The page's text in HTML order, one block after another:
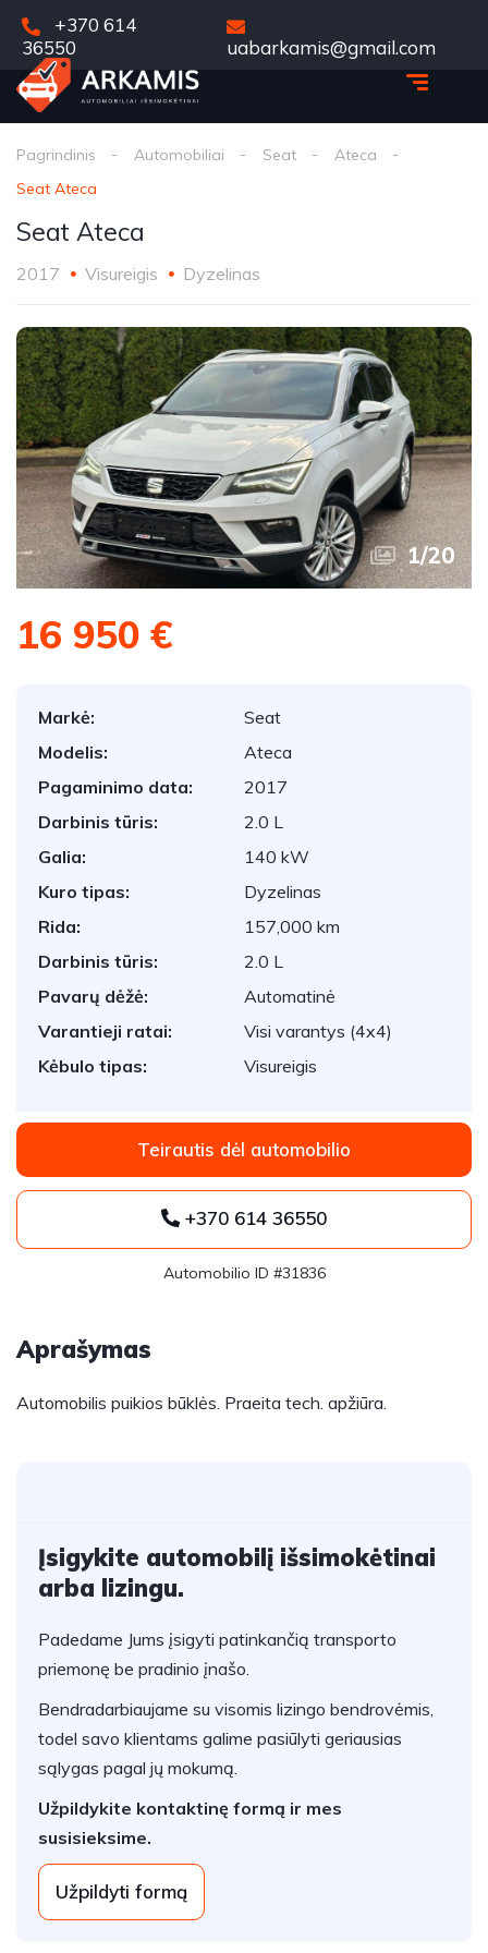
+370 614
36550
uabarkamis@gmail.com
Pagrindinis Automobiliai Seat
Ateca
Seat Ateca
Seat Ateca
2017 Visureigis Dyzelinas
1/20
16 950 €
Markė:
Seat
Modelis:
Ateca
Pagaminimo data:
2017
Darbinis tūris:
2.0 L
Galia:
140 kW
Kuro tipas:
Dyzelinas
Rida:
157,000 km
Darbinis tūris:
2.0 L
Pavarų dėžė:
Automatinė
Varantieji ratai:
Visi varantys (4x4)
Kėbulo tipas:
Visureigis
Teirautis dėl automobilio
+370 614 36550
Automobilio ID #31836
Aprašymas
Automobilis puikios būklės. Praeita tech. apžiūra.
Įsigykite automobilį išsimokėtinai
arba lizingu.
Padedame Jums įsigyti patinkančią transporto
priemonę be pradinio įnašo.
Bendradarbiaujame su visomis lizingo bendrovėmis,
todel savo klientams galime pasiūlyti geriausias
sąlygas pagal jų mokumą.
Užpildykite kontaktinę formą ir mes
susisieksime.
Užpildyti formą